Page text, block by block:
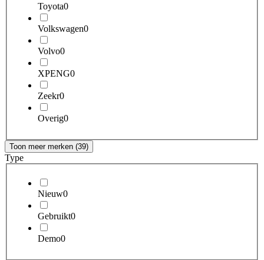
Toyota0
Volkswagen0
Volvo0
XPENG0
Zeekr0
Overig0
Toon meer merken (39)
Type
Nieuw0
Gebruikt0
Demo0